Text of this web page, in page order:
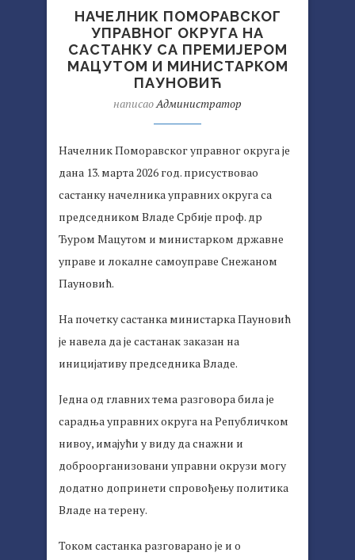
НАЧЕЛНИК ПОМОРАВСКОГ
УПРАВНОГ ОКРУГА НА
САСТАНКУ СА ПРЕМИЈЕРОМ
МАЦУТОМ И МИНИСТАРКОМ
ПАУНОВИЋ
написаоАдминистратор
Начелник Поморавског управног округа је
дана 13. марта 2026 год. присуствовао
састанку начелника управних округа са
председником Владе Србије проф. др
Ђуром Мацутом и министарком државне
управе и локалне самоуправе Снежаном
Пауновић.
На почетку састанка министарка Пауновић
је навела да је састанак заказан на
иницијативу председника Владе.
Једна од главних тема разговора била је
сарадња управних округа на Републичком
нивоу, имајући у виду да снажни и
доброорганизовани управни окрузи могу
додатно допринети спровођењу политика
Владе на терену.
Током састанка разговарано је и о